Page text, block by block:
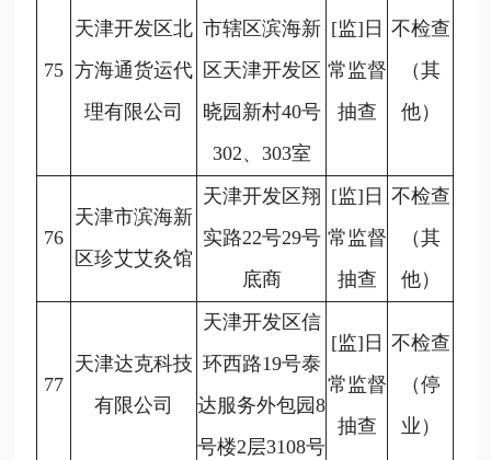
75
天津开发区北
方海通货运代
理有限公司
市辖区滨海新
区天津开发区
晓园新村40号
302、303室
[监]日
常监督
抽查
不检查
（其
他）
76
天津市滨海新
区珍艾艾灸馆
天津开发区翔
实路22号29号
底商
[监]日
常监督
抽查
不检查
（其
他）
77
天津达克科技
有限公司
天津开发区信
环西路19号泰
达服务外包园8
号楼2层3108号
[监]日
常监督
抽查
不检查
（停
业）